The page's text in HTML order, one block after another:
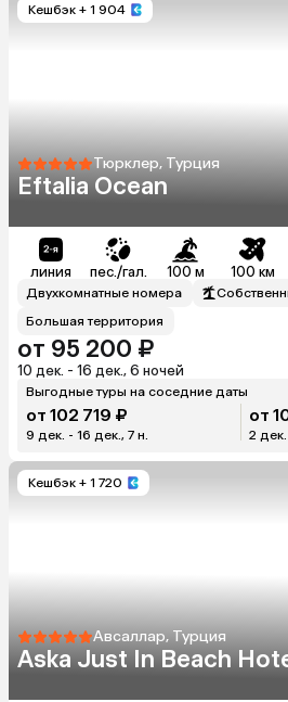
Кешбэк + 1 904
Тюрклер, Турция
Eftalia Ocean
линия пес./гал. 100 м 100 км
Двухкомнатные номера
Большая территория
от 95 200 ₽
10 дек. - 16 дек., 6 ночей
Выгодные туры на соседние даты
от 102 719 ₽
9 дек. - 16 дек., 7 н.
от
2
Кешбэк + 1 720
Авсаллар, Турция
Aska Just In Beach